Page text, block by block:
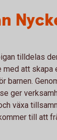
tilldelas
med att skapa
barnen.
ger
växa
till att